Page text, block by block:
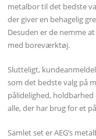
metalbor til det bedste
der giver en behagelig
Desuden er de nemme
med boreværktøj.
Slutteligt,
som det bedste valg på
pålidelighed, holdbarhed
alle, der har brug for et
Samlet set er AEG’s